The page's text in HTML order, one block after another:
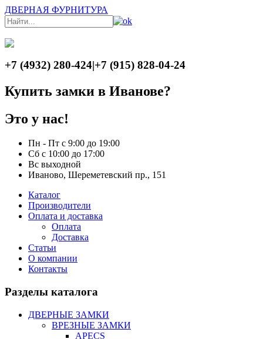
ДВЕРНАЯ ФУРНИТУРА
+7 (4932) 280-424|+7 (915) 828-04-24
Купить замки в Иванове?
Это у нас!
Пн - Пт с 9:00 до 19:00
Сб с 10:00 до 17:00
Вс выходной
Иваново, Шереметевский пр., 151
Каталог
Производители
Оплата и доставка
Оплата
Доставка
Статьи
О компании
Контакты
Разделы каталога
ДВЕРНЫЕ ЗАМКИ
ВРЕЗНЫЕ ЗАМКИ
APECS